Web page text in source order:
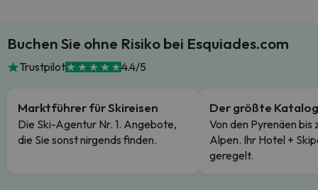
Buchen Sie ohne Risiko bei Esquiades.com
Trustpilot 4.4/5
Marktführer für Skireisen
Die Ski-Agentur Nr. 1. Angebote,
die Sie sonst nirgends finden.
Der größte Katalog
Von den Pyrenäen bis
Alpen. Ihr Hotel +
geregelt.